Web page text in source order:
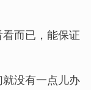
而已，能保证
没有一点儿办